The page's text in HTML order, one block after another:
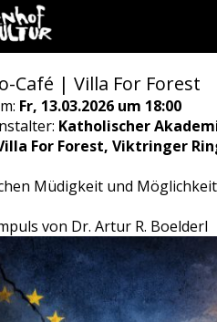
Café | Villa For Forest
Fr, 13.03.2026 um 18:00
Katholischer
For Forest, Viktringer
Müdigkeit und
von Dr. Artur R. Boelderl